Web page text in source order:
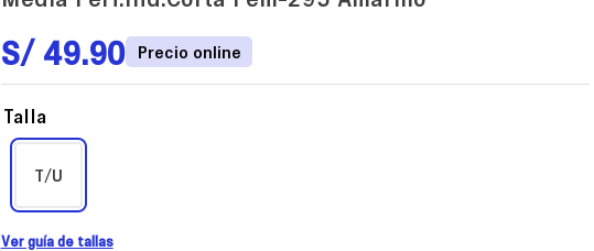
S/ 49.90
Talla
T/U
Ver guía de tallas